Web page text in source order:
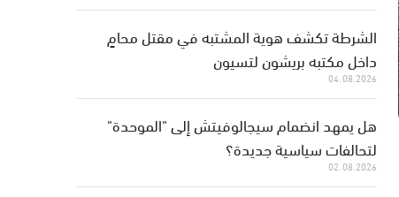
الشرطة تكشف هوية المشتبه في مقتل محامٍ
داخل مكتبه بريشون لتسيون
04.08.2026
هل يمهد انضمام سيجالوفيتش إلى "الموحدة"
لتحالفات سياسية جديدة؟
02.08.2026